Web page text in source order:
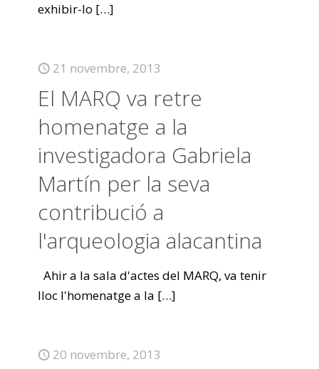
exhibir-lo […]
21 novembre, 2013
El MARQ va retre
homenatge a la
investigadora Gabriela
Martín per la seva
contribució a
l'arqueologia alacantina
Ahir a la sala d'actes del MARQ, va tenir
lloc l'homenatge a la […]
20 novembre, 2013